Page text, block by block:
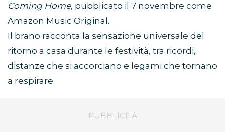
Coming Home, pubblicato il 7 novembre come
Amazon Music Original.
Il brano racconta la sensazione universale del
ritorno a casa durante le festività, tra ricordi,
distanze che si accorciano e legami che tornano
a respirare.